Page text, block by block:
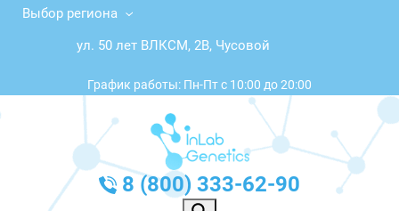
Выбор региона
ул. 50 лет ВЛКСМ, 2В, Чусовой
График работы: Пн-Пт с 10:00 до 20:00
8 (800) 333-62-90